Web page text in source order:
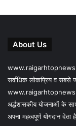
About Us
सर्वाधिक लोकप्रिय व सबसे
अर्द्धशासकीय योजनाओं के
अपना महत्वपूर्ण योगदान देता